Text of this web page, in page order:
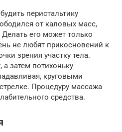
перистальтику
от каловых масс,
его может только
не любят прикосновений к
зрения участку тела.
а затем потихоньку
круговыми
Процедуру массажа
средства.